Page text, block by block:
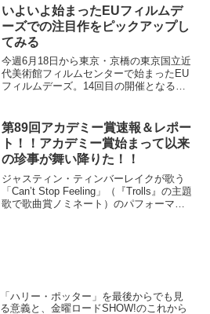
リード』6位...
いよいよ始まったEUフィルムデ
ーズでの注目作をピックアップし
てみる
今週6月18日から東京・京橋の東京国立近
代美術館フィルムセンターで始まったEU
フィルムデーズ。14回目の開催となる今
年初夏に開催され、日本未公開の作品か
ら、各映画...
第89回アカデミー賞速報＆レポー
ト！！アカデミー賞始まって以来
の珍事が舞い降りた！！
ジャスティン・ティンバーレイクが歌う
「Can’t Stop Feeling」（『Trolls』の主題
歌で歌曲賞ノミネート）のパフォーマン
「ハリー・ポッター」を最後からでも見
る意義と、金曜ロードSHOW!のこれから